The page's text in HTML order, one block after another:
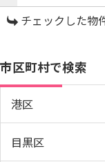
チェックした物
市区町村で検索
港区
目黒区